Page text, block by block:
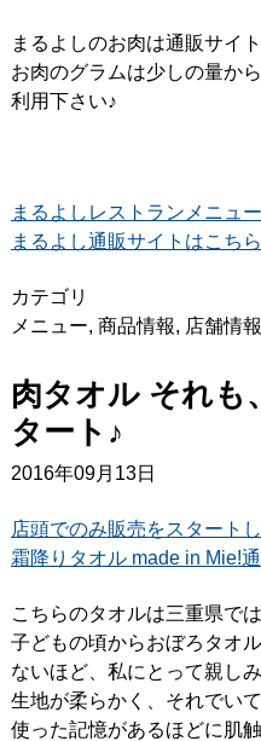
まるよしのお肉は通販サイ
お肉のグラムは少しの量か
利用下さい♪
まるよしレストランメニュ
まるよし通販サイトはこちら
カテゴリ
メニュー, 商品情報, 店舗情報
肉タオル それも
タート♪
2016年09月13日
店頭でのみ販売をスタート
霜降りタオル made in Mie!
こちらのタオルは三重県で
子どもの頃からおぼろタオ
ないほど、私にとって親し
生地が柔らかく、それでい
使った記憶があるほどに肌